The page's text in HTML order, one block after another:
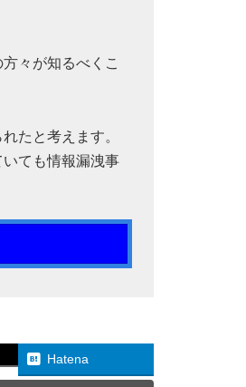
々が知るべくこ
たと考えます。
ても情報漏洩事
Hatena